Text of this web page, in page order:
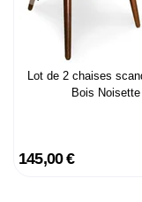
Lot de 2 chaises
Bois
145,00 €